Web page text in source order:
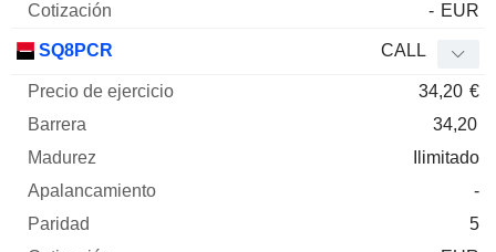
- EUR
SQ8PCR CALL
34,20 €
34,20
Ilimitado
-
5